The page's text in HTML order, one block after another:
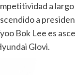
a largo
a
Bok Lee es
Glovi.